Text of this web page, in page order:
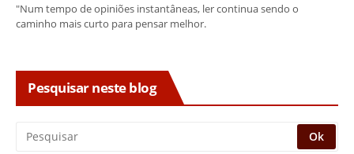
"Num tempo de opiniões instantâneas, ler continua sendo o
caminho mais curto para pensar melhor.
Pesquisar neste blog